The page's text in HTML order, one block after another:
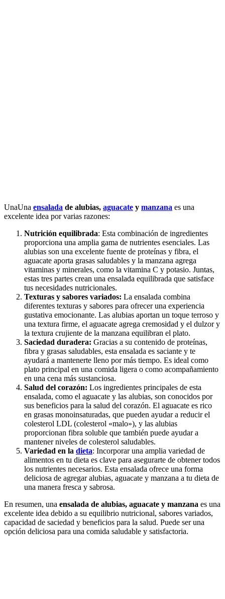
UnaUna ensalada de alubias, aguacate y manzana es una
excelente idea por varias razones:
Nutrición equilibrada: Esta combinación de ingredientes
proporciona una amplia gama de nutrientes esenciales. Las
alubias son una excelente fuente de proteínas y fibra, el
aguacate aporta grasas saludables y la manzana agrega
vitaminas y minerales, como la vitamina C y potasio. Juntas,
estas tres partes crean una ensalada equilibrada que satisface
tus necesidades nutricionales.
Texturas y sabores variados: La ensalada combina
diferentes texturas y sabores para ofrecer una experiencia
gustativa emocionante. Las alubias aportan un toque terroso y
una textura firme, el aguacate agrega cremosidad y el dulzor y
la textura crujiente de la manzana equilibran el plato.
Saciedad duradera: Gracias a su contenido de proteínas,
fibra y grasas saludables, esta ensalada es saciante y te
ayudará a mantenerte lleno por más tiempo. Es ideal como
plato principal en una comida ligera o como acompañamiento
en una cena más sustanciosa.
Salud del corazón: Los ingredientes principales de esta
ensalada, como el aguacate y las alubias, son conocidos por
sus beneficios para la salud del corazón. El aguacate es rico
en grasas monoinsaturadas, que pueden ayudar a reducir el
colesterol LDL (colesterol «malo»), y las alubias
proporcionan fibra soluble que también puede ayudar a
mantener niveles de colesterol saludables.
Variedad en la dieta: Incorporar una amplia variedad de
alimentos en tu dieta es clave para asegurarte de obtener todos
los nutrientes necesarios. Esta ensalada ofrece una forma
deliciosa de agregar alubias, aguacate y manzana a tu dieta de
una manera fresca y sabrosa.
En resumen, una ensalada de alubias, aguacate y manzana es una
excelente idea debido a su equilibrio nutricional, sabores variados,
capacidad de saciedad y beneficios para la salud. Puede ser una
opción deliciosa para una comida saludable y satisfactoria.